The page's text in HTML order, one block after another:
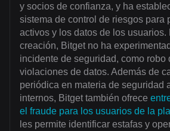
y socios de confianza, y ha
sistema de control de riesgos para
activos y los datos de los usuarios.
creación, Bitget no ha
incidente de seguridad, como robo
violaciones de datos. Además de
periódica en materia de seguridad
internos, Bitget también ofrece
el fraude para los usuarios de la
les permite identificar estafas y